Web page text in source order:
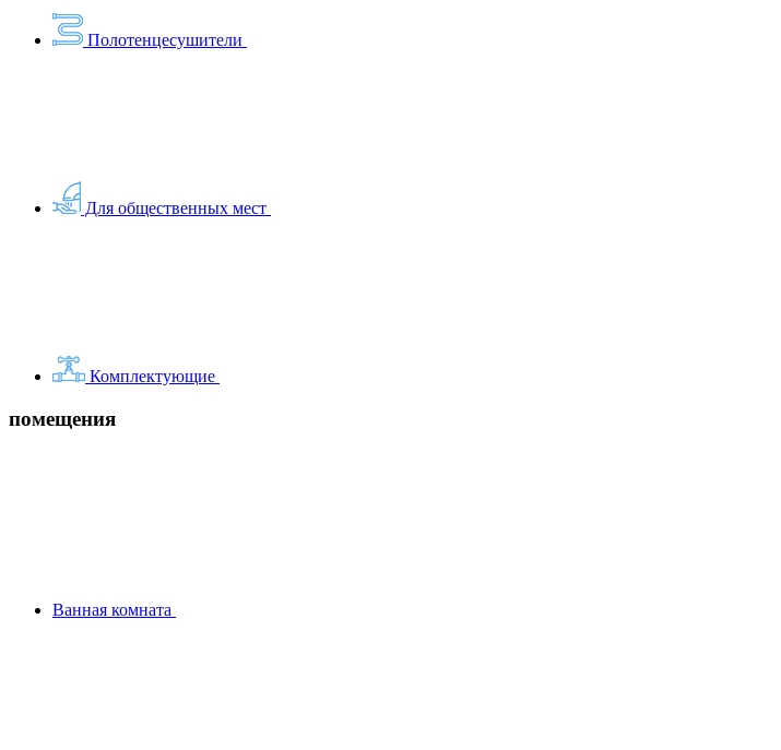
Полотенцесушители
Для общественных мест
Комплектующие
помещения
Ванная комната